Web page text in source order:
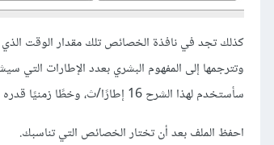
كذلك تجد في نافذة الخصائص تلك مقدار الوقت الذي
وتترجمها إلى المفهوم البشري بعدد الإطارات التي
سأستخدم لهذا الشرح 16 إطارًا/ث، وخطًا زمنيًا قدره 128 إطارًا، إذ أني أبتغي به التوضيح لا أكثر.
احفظ الملف بعد أن تختار الخصائص التي تناسبك.